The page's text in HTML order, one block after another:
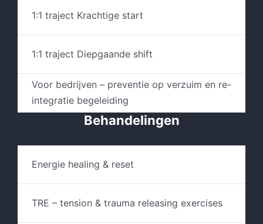
1:1 traject Krachtige start
1:1 traject Diepgaande shift
Voor bedrijven – preventie op verzuim en re-
integratie begeleiding
Behandelingen
Energie healing & reset
TRE – tension & trauma releasing exercises